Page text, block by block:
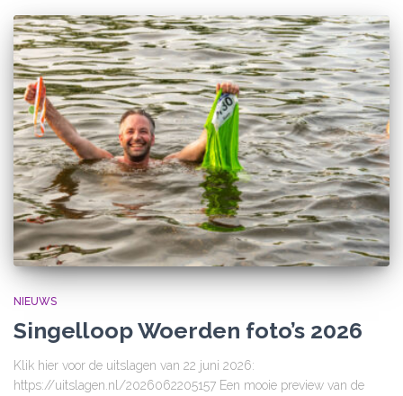
NIEUWS
Singelloop Woerden foto’s 2026
Klik hier voor de uitslagen van 22 juni 2026:
https://uitslagen.nl/2026062205157 Een mooie preview van de